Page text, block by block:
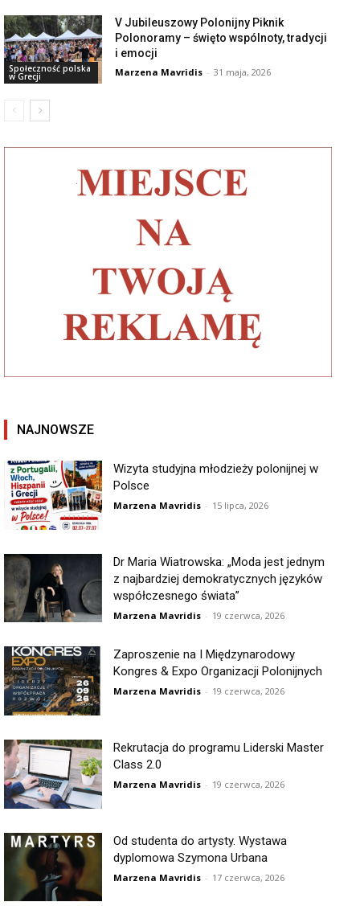
Społeczność polska
w Grecji
V Jubileuszowy Polonijny Piknik
Polonoramy – święto wspólnoty, tradycji
i emocji
Marzena Mavridis - 31 maja, 2026
NAJNOWSZE
Wizyta studyjna młodzieży polonijnej w
Polsce
Marzena Mavridis - 15 lipca, 2026
Dr Maria Wiatrowska: „Moda jest jednym
z najbardziej demokratycznych języków
współczesnego świata”
Marzena Mavridis - 19 czerwca, 2026
Zaproszenie na I Międzynarodowy
Kongres & Expo Organizacji Polonijnych
Marzena Mavridis - 19 czerwca, 2026
Rekrutacja do programu Liderski Master
Class 2.0
Marzena Mavridis - 19 czerwca, 2026
Od studenta do artysty. Wystawa
dyplomowa Szymona Urbana
Marzena Mavridis - 17 czerwca, 2026